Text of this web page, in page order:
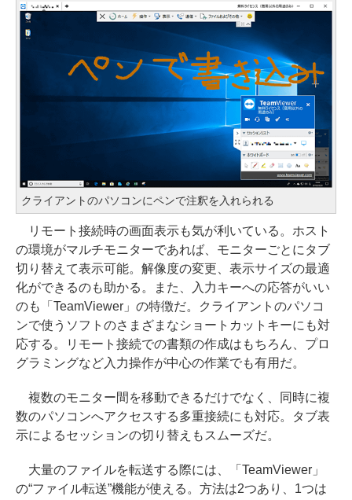
クライアントのパソコンにペンで注釈を入れられる
リモート接続時の画面表示も気が利いている。ホスト
の環境がマルチモニターであれば、モニターごとにタブ
切り替えて表示可能。解像度の変更、表示サイズの最適
化ができるのも助かる。また、入力キーへの応答がいい
のも「TeamViewer」の特徴だ。クライアントのパソコ
ンで使うソフトのさまざまなショートカットキーにも対
応する。リモート接続での書類の作成はもちろん、プロ
グラミングなど入力操作が中心の作業でも有用だ。
複数のモニター間を移動できるだけでなく、同時に複
数のパソコンへアクセスする多重接続にも対応。タブ表
示によるセッションの切り替えもスムーズだ。
大量のファイルを転送する際には、「TeamViewer」
の“ファイル転送”機能が使える。方法は2つあり、1つは